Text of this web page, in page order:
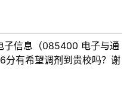
子信息（085400 电子与通
分有希望调剂到贵校吗？谢